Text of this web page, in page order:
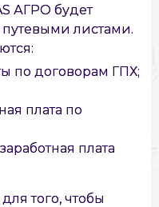
АГРО будет
путевыми листами.
по договорам ГПХ;
плата по
плата
того, чтобы